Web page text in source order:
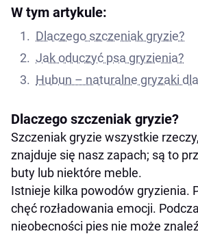
W tym artykule:
Dlaczego szczeniak gryzie?
Jak oduczyć psa gryzienia?
Hubun – naturalne gryzaki
Dlaczego szczeniak gryzie?
Szczeniak gryzie wszystkie
znajduje się nasz zapach; są to
buty lub niektóre meble.
Istnieje kilka powodów gryzienia.
chęć rozładowania emocji.
nieobecności pies nie może